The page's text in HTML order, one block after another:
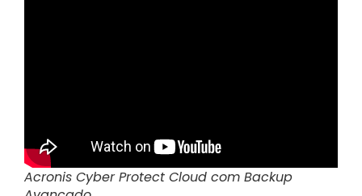
Acronis Cyber ​​Protect Cloud com Backup